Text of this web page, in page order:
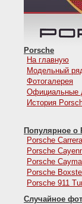
Porsche
На главную
Модельный
Фотогалерея
Официальные
История
Популярное о
Porsche
Porsche
Porsche
Porsche
Porsche 911
Случайное